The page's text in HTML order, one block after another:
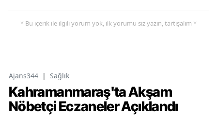
* Bu içerik ile ilgili yorum yok, ilk yorumu siz yazın, tartışalım *
Ajans344 | Sağlık
Kahramanmaraş'ta Akşam
Nöbetçi Eczaneler Açıklandı